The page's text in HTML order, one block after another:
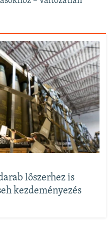
lőszerhez is
kezdeményezés